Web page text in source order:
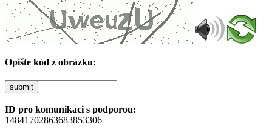
Opište kód z obrázku:
submit
ID pro komunikaci s podporou:
14841702863683853306